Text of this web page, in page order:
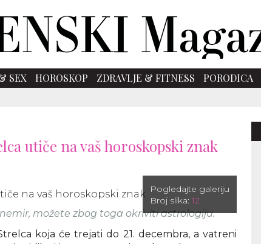
SEX HOROSKOP ZDRAVLJE & FITNESS PORODICA
utiče na vaš horoskopski znak
Pogledajte galeriju
Broj slika:12
možete zbog toga okriviti astrologiju.
koja će trejati do 21. decembra, a vatreni